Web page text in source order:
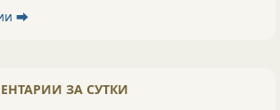
⮕
ЗА СУТКИ